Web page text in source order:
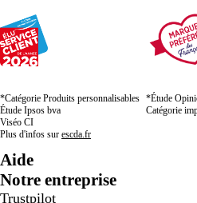
*Catégorie Produits personnalisables
Étude Ipsos bva
Viséo CI
Plus d'infos sur escda.fr
*Étude
Catégorie
Aide
Notre entreprise
Trustpilot